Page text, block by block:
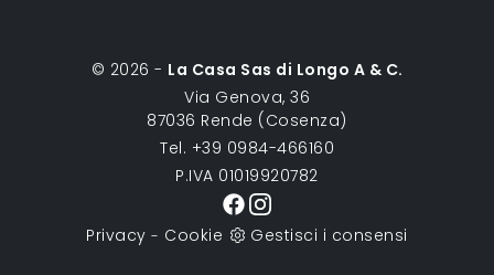
© 2026 - La Casa Sas di Longo A & C.
Via Genova, 36
87036 Rende (Cosenza)
Tel. +39 0984-466160
P.IVA 01019920782
Privacy - Cookie Gestisci i consensi